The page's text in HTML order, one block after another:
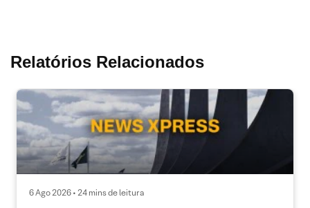
Relatórios Relacionados
6 Ago 2026 • 24 mins de leitura